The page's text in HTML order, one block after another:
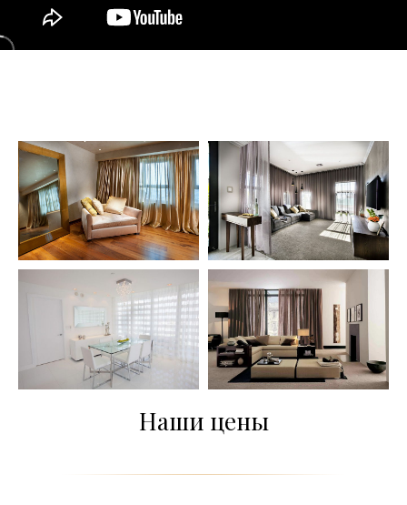
Наши цены